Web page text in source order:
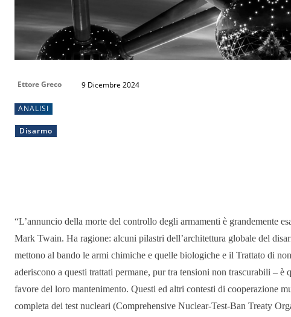
Ettore Greco 9 Dicembre 2024
ANALISI
Disarmo
“L’annuncio della morte del controllo degli armamenti è grandemente
Mark Twain. Ha ragione: alcuni pilastri dell’architettura globale del
mettono al bando le armi chimiche e quelle biologiche e il Trattato di
aderiscono a questi trattati permane, pur tra tensioni non trascurabili –
favore del loro mantenimento. Questi ed altri contesti di cooperazione
completa dei test nucleari (Comprehensive Nuclear-Test-Ban Treaty